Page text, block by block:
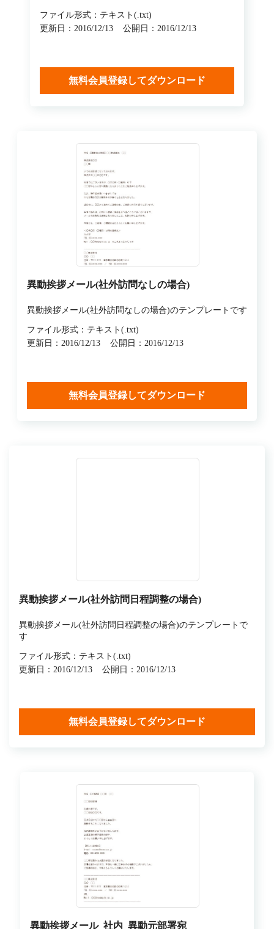
ファイル形式：テキスト(.txt)
更新日：2016/12/13
公開日：2016/12/13
無料会員登録してダウンロード
異動挨拶メール(社外訪問なしの場合)
異動挨拶メール(社外訪問なしの場合)のテンプレートです
ファイル形式：テキスト(.txt)
更新日：2016/12/13
公開日：2016/12/13
無料会員登録してダウンロード
異動挨拶メール(社外訪問日程調整の場合)
異動挨拶メール(社外訪問日程調整の場合)のテンプレートで
す
ファイル形式：テキスト(.txt)
更新日：2016/12/13
公開日：2016/12/13
無料会員登録してダウンロード
異動挨拶メール_社内_異動元部署宛